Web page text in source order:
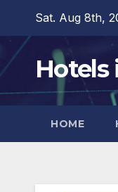
content
Sat. Aug 8th,
Hotels
HOME